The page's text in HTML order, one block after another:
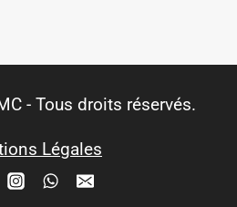
- Tous droits réservés.
Légales